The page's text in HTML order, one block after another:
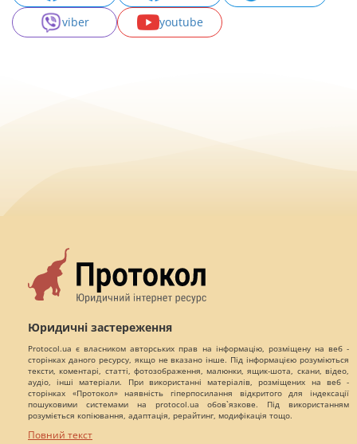
viber
youtube
Юридичні застереження
Protocol.ua є власником авторських прав на інформацію, розміщену на веб -
сторінках даного ресурсу, якщо не вказано інше. Під інформацією розуміються
тексти, коментарі, статті, фотозображення, малюнки, ящик-шота, скани, відео,
аудіо, інші матеріали. При використанні матеріалів, розміщених на веб -
сторінках «Протокол» наявність гіперпосилання відкритого для індексації
пошуковими системами на protocol.ua обов`язкове. Під використанням
розуміється копіювання, адаптація, рерайтинг, модифікація тощо.
Повний текст